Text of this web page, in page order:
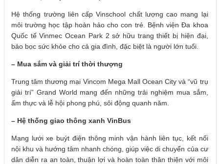
Hệ thống trường liên cấp Vinschool chất lượng cao mang lại
môi trường học tập hoàn hảo cho con trẻ. Bệnh viện Đa khoa
Quốc tế Vinmec Ocean Park 2 sở hữu trang thiết bị hiện đại,
bảo bọc sức khỏe cho cả gia đình, đặc biệt là người lớn tuổi.
– Mua sắm và giải trí thời thượng
Trung tâm thương mại Vincom Mega Mall Ocean City và “vũ trụ
giải trí” Grand World mang đến những trải nghiệm mua sắm,
ẩm thực và lễ hội phong phú, sôi động quanh năm.
– Hệ thống giao thông xanh VinBus
Mạng lưới xe buýt điện thông minh vận hành liên tục, kết nối
nội khu và hướng tâm nhanh chóng, giúp việc di chuyển của cư
dân diễn ra an toàn, thuận lợi và hoàn toàn thân thiện với môi